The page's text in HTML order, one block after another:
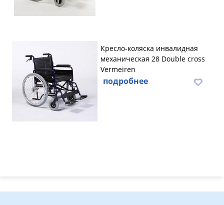
Кресло-коляска инвалидная
механическая 28 Double cross
Vermeiren
подробнее